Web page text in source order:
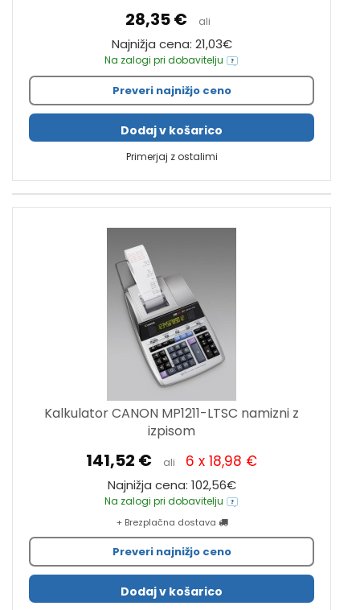
28,35 € ali
Najnižja cena: 21,03€
Na zalogi pri dobavitelju
Preveri najnižjo ceno
Dodaj v košarico
Primerjaj z ostalimi
Kalkulator CANON MP1211-LTSC namizni z
izpisom
141,52 € ali 6 x 18,98 €
Najnižja cena: 102,56€
Na zalogi pri dobavitelju
+ Brezplačna dostava
Preveri najnižjo ceno
Dodaj v košarico